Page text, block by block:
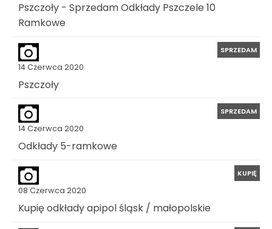
Pszczoły - Sprzedam Odkłady Pszczele 10
Ramkowe
14 Czerwca 2020
SPRZEDAM
Pszczoły
14 Czerwca 2020
SPRZEDAM
Odkłady 5-ramkowe
08 Czerwca 2020
KUPIĘ
Kupię odkłady apipol śląsk / małopolskie